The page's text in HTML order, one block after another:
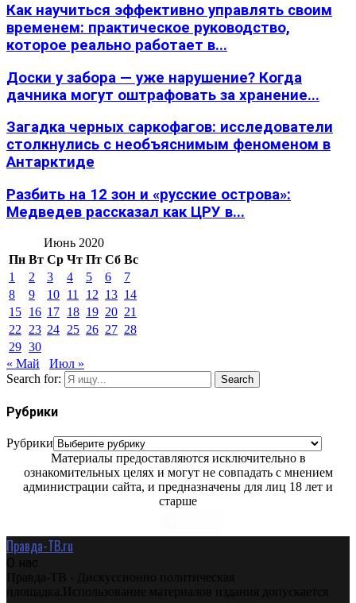
Как научиться эффективно управлять своим
временем: практическое руководство,
которое реально работает в...
Доски у забора — уже нарушение? Когда
дачника могут оштрафовать за хранение...
Загадка черных саркофагов: исследователи
столкнулись с необъяснимым феноменом в
Антарктиде
Разбить на 12 зон и «русские острова»:
Медведев рассказал как ЦРУ в...
Июнь 2020
Пн Вт Ср Чт Пт Сб Вс
1
2 3 4 5 6
7
8
9 10 11 12 13 14
15 16 17 18 19 20 21
22
23 24 25 26 27 28
29 30
« Май
Июл »
Search for:
Search
Рубрики
Рубрики
Материалы предоставляются исключительно в
ознакомительных целях и могут не совпадать с мнением
администрации сайта, и предназначены для лиц 18 лет и
старше
Правда-ТВ.ru
О нас
Правда-ТВ - Дискуссионно политическая
площадка.Использование материалов издания допускается